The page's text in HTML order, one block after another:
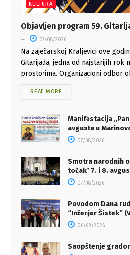
KULTURA
Objavljen program 59.
07/08/2026
Na zaječarskoj Kraljevici ove
Gitarijada, jedna od najstarijih rok
prostorima. Organizacioni odbor
READ MORE
Manifestacija
avgusta u
07/08/2026
Smotra narodnih
točakˮ 7. i 8.
07/08/2026
Povodom Dana
“Inženjer Šistek”
06/08/2026
Saopštenje